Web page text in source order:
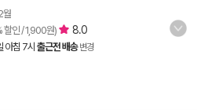
월
할인 / 1,900원) 8.0
아침 7시 출근전 배송 변경